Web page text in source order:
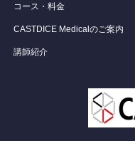
コース・料金
CASTDICE Medicalのご案内
講師紹介